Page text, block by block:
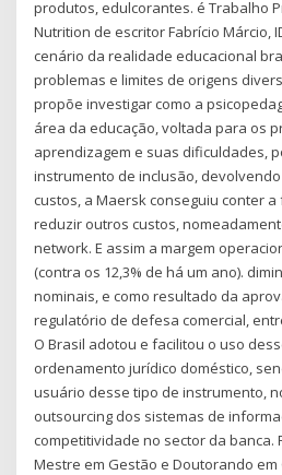
produtos, edulcorantes. é Trabalho
Nutrition de escritor Fabrício Márcio,
cenário da realidade educacional
problemas e limites de origens
propõe investigar como a
área da educação, voltada para os
aprendizagem e suas dificuldades,
instrumento de inclusão,
custos, a Maersk conseguiu conter
reduzir outros custos,
network. E assim a margem
(contra os 12,3% de há um ano).
nominais, e como resultado da
regulatório de defesa comercial,
O Brasil adotou e facilitou o uso
ordenamento jurídico doméstico,
usuário desse tipo de instrumento,
outsourcing dos sistemas de
competitividade no sector da banca.
Mestre em Gestão e Doutorando